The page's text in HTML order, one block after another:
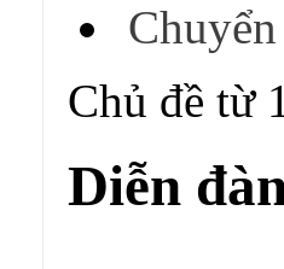
Chủ đề từ
Diễn